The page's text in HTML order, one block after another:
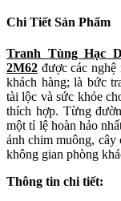
Chi Tiết Sản Phẩm
Tranh Tùng Hạc
2M62 được các nghệ
khách hàng; là bức
tài lộc và sức khỏe
thích hợp. Từng
một tỉ lệ hoàn hảo
ảnh chim muông,
không gian phòng
Thông tin chi tiết: